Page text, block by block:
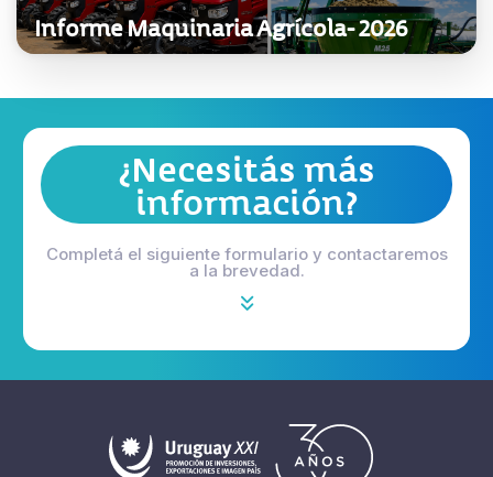
Informe Maquinaria Agrícola- 2026
¿Necesitás más
información?
Completá el siguiente formulario y contactaremos
a la brevedad.